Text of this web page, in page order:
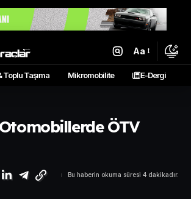
Aa
Toplu Taşıma Mikromobilite E-Dergi
ÖTV
Bu haberin okuma süresi 4 dakikadır.